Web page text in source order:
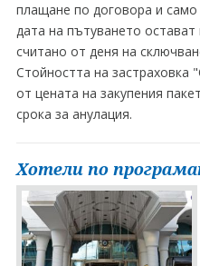
плащане по договора и само
дата на пътуването
считано от деня на
Стойността на застраховка
от цената на закупения
срока за анулация.
Хотели по